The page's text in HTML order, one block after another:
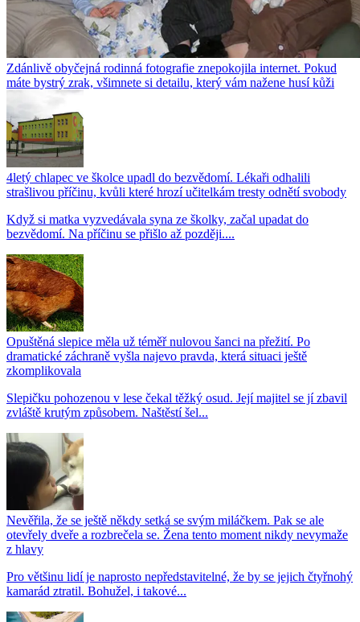
Zdánlivě obyčejná rodinná fotografie znepokojila internet. Pokud
máte bystrý zrak, všimnete si detailu, který vám nažene husí kůži
4letý chlapec ve školce upadl do bezvědomí. Lékaři odhalili
strašlivou příčinu, kvůli které hrozí učitelkám tresty odnětí svobody
Když si matka vyzvedávala syna ze školky, začal upadat do
bezvědomí. Na příčinu se přišlo až později....
Opuštěná slepice měla už téměř nulovou šanci na přežití. Po
dramatické záchraně vyšla najevo pravda, která situaci ještě
zkomplikovala
Slepičku pohozenou v lese čekal těžký osud. Její majitel se jí zbavil
zvláště krutým způsobem. Naštěstí šel...
Nevěřila, že se ještě někdy setká se svým miláčkem. Pak se ale
otevřely dveře a rozbrečela se. Žena tento moment nikdy nevymaže
z hlavy
Pro většinu lidí je naprosto nepředstavitelné, že by se jejich čtyřnohý
kamarád ztratil. Bohužel, i takové...